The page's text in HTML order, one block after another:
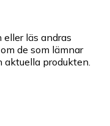
läs andras
de som lämnar
produkten.